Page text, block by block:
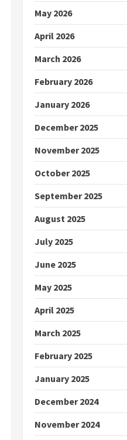
May 2026
April 2026
March 2026
February 2026
January 2026
December 2025
November 2025
October 2025
September 2025
August 2025
July 2025
June 2025
May 2025
April 2025
March 2025
February 2025
January 2025
December 2024
November 2024